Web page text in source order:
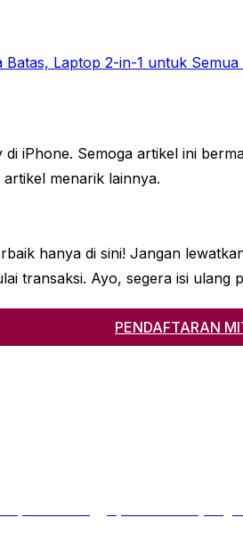
Laptop 2-in-1 untuk
iPhone. Semoga artikel ini
menarik lainnya.
hanya di sini! Jangan
transaksi. Ayo, segera isi
PENDAFTARAN